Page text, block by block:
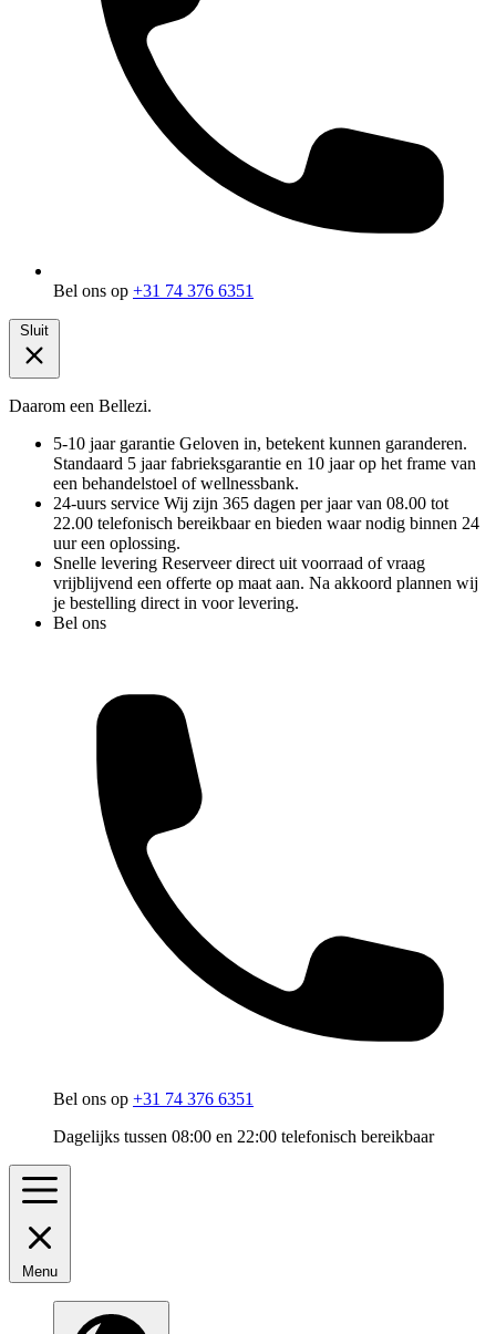
Bel ons op +31 74 376 6351
Sluit
Daarom een Bellezi.
5-10 jaar garantie Geloven in, betekent kunnen garanderen.
Standaard 5 jaar fabrieksgarantie en 10 jaar op het frame van
een behandelstoel of wellnessbank.
24-uurs service Wij zijn 365 dagen per jaar van 08.00 tot
22.00 telefonisch bereikbaar en bieden waar nodig binnen 24
uur een oplossing.
Snelle levering Reserveer direct uit voorraad of vraag
vrijblijvend een offerte op maat aan. Na akkoord plannen wij
je bestelling direct in voor levering.
Bel ons
Bel ons op +31 74 376 6351
Dagelijks tussen 08:00 en 22:00 telefonisch bereikbaar
Menu